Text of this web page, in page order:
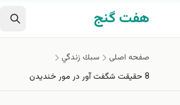
رفتن به محتوای اصلی
هفت گنج
صفحه اصلی
سبك زندگي
8 حقیقت شگفت آور در مور خندیدن